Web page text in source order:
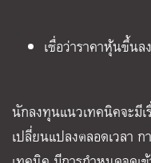
เชื่อว่าราคาหุ้นขึ้นล
นักลงทุนแนวเทคนิคจะมีเ
เปลี่ยนแปลงตลอดเวลา